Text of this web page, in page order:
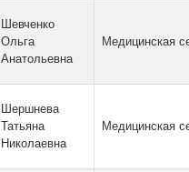
Шевченко
Ольга
Анатольевна
Медицинская
Шершнева
Татьяна
Николаевна
Медицинская